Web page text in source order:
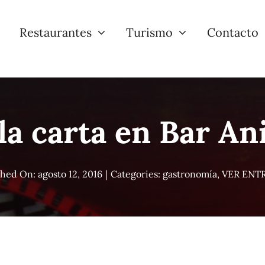
Restaurantes Turismo Contacto
carta en Bar
On: agosto 12, 2016 | Categories: gastronomía, VER